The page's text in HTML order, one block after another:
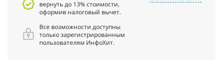
вернуть до 13% стоимости,
оформив налоговый вычет.
Все возможности доступны
только зарегистрированным
пользователям ИнфоХит.